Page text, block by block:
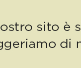
dare il proprio
stata l’occasione per